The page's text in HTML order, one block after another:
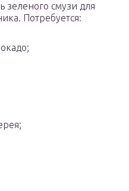
зеленого смузи для
Потребуется: